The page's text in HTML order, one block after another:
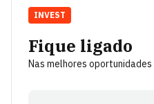
Fique ligado
Nas melhores
INVEST